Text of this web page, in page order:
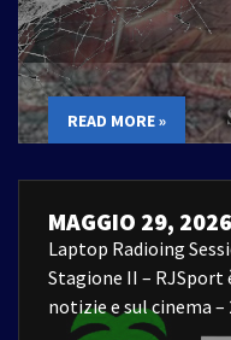
READ MORE »
MAGGIO 29, 2026
Laptop Radioing
Stagione II – RJSport
notizie e sul cinema –